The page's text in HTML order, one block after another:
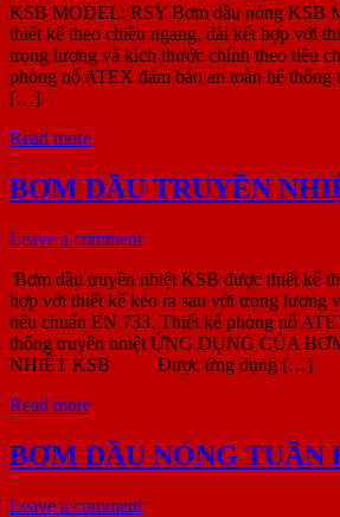
KSB MODEL: RSY Bơm dầu nóng KSB
thiết kế theo chiều ngang, dài kết hợp với
trọng lượng và kích thước chính theo tiêu
phòng nổ ATEX đảm bảo an toàn hệ thống
[…]
Read more
BƠM DẦU TRUYỀN
Leave a comment
Bơm dầu truyền nhiệt KSB được thiết kế
hợp với thiết kế kéo ra sau với trọng lượng
tiêu chuẩn EN 733. Thiết kế phòng nổ
thống truyền nhiệt ỨNG DỤNG CỦA
NHIỆT KSB Được ứng dụng […]
Read more
BƠM DẦU NÓNG TUẦN
Leave a comment